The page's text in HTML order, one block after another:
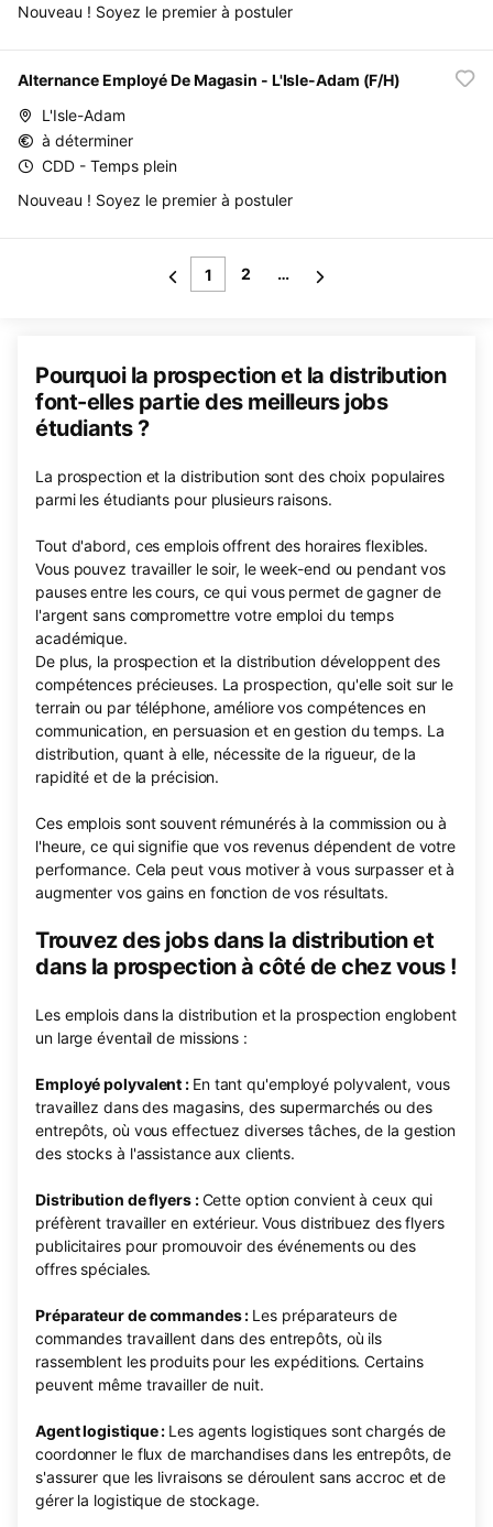
Nouveau ! Soyez le premier à postuler
Alternance Employé De Magasin - L'Isle-Adam (F/H)
L'Isle-Adam
à déterminer
CDD - Temps plein
Nouveau ! Soyez le premier à postuler
1 2 …
Pourquoi la prospection et la distribution
font-elles partie des meilleurs jobs
étudiants ?
La prospection et la distribution sont des choix populaires
parmi les étudiants pour plusieurs raisons.
Tout d'abord, ces emplois offrent des horaires flexibles.
Vous pouvez travailler le soir, le week-end ou pendant vos
pauses entre les cours, ce qui vous permet de gagner de
l'argent sans compromettre votre emploi du temps
académique.
De plus, la prospection et la distribution développent des
compétences précieuses. La prospection, qu'elle soit sur le
terrain ou par téléphone, améliore vos compétences en
communication, en persuasion et en gestion du temps. La
distribution, quant à elle, nécessite de la rigueur, de la
rapidité et de la précision.
Ces emplois sont souvent rémunérés à la commission ou à
l'heure, ce qui signifie que vos revenus dépendent de votre
performance. Cela peut vous motiver à vous surpasser et à
augmenter vos gains en fonction de vos résultats.
Trouvez des jobs dans la distribution et
dans la prospection à côté de chez vous !
Les emplois dans la distribution et la prospection englobent
un large éventail de missions :
Employé polyvalent : En tant qu'employé polyvalent, vous
travaillez dans des magasins, des supermarchés ou des
entrepôts, où vous effectuez diverses tâches, de la gestion
des stocks à l'assistance aux clients.
Distribution de flyers :Cette option convient à ceux qui
préfèrent travailler en extérieur. Vous distribuez des flyers
publicitaires pour promouvoir des événements ou des
offres spéciales.
Préparateur de commandes : Les préparateurs de
commandes travaillent dans des entrepôts, où ils
rassemblent les produits pour les expéditions. Certains
peuvent même travailler de nuit.
Agent logistique : Les agents logistiques sont chargés de
coordonner le flux de marchandises dans les entrepôts, de
s'assurer que les livraisons se déroulent sans accroc et de
gérer la logistique de stockage.